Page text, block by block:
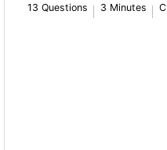
13 Questions 3 Minutes